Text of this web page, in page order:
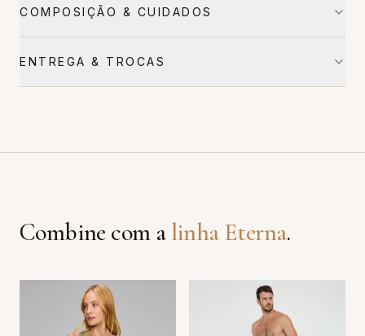
COMPOSIÇÃO & CUIDADOS
ENTREGA & TROCAS
Combine com alinhaEterna.